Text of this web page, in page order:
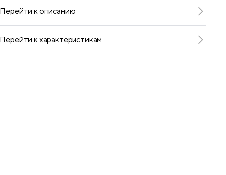
Перейти к описанию
Перейти к характеристикам